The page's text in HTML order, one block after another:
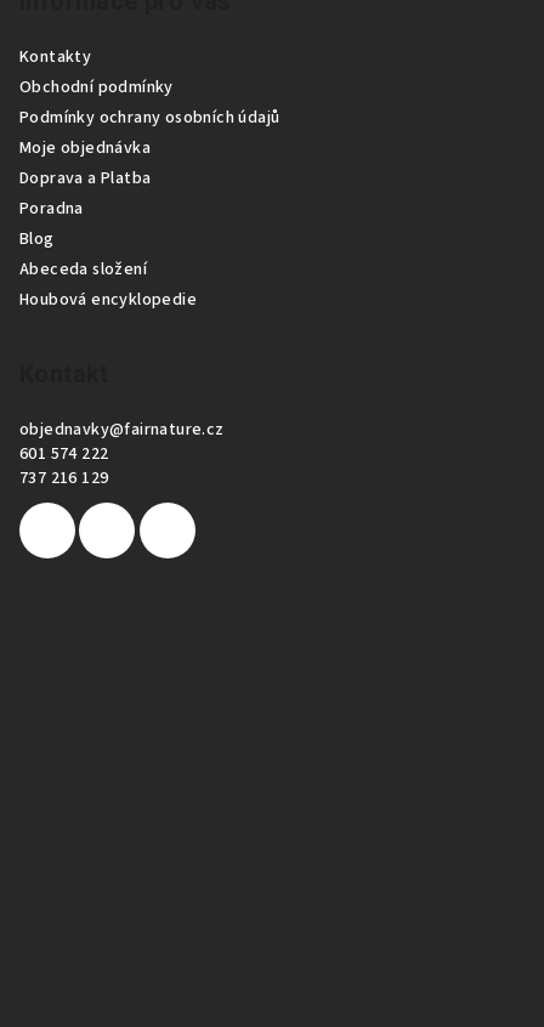
Kontakty
Obchodní podmínky
Podmínky ochrany osobních údajů
Moje objednávka
Doprava a Platba
Poradna
Blog
Abeceda složení
Houbová encyklopedie
objednavky@fairnature.cz
601 574 222
737 216 129